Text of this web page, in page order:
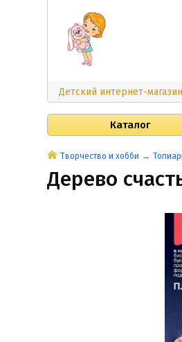
Детский интернет-
Каталог
Творчество и хобби
Дерево